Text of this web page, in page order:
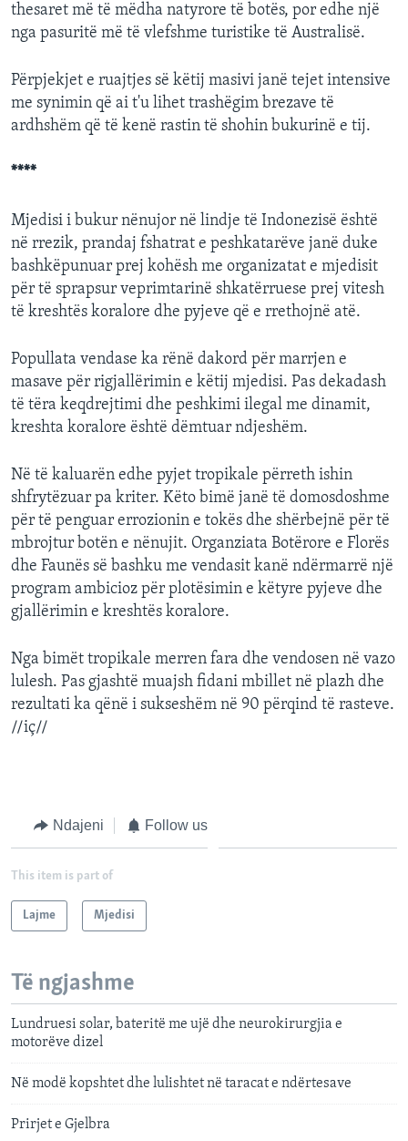
thesaret më të mëdha natyrore të botës, por edhe një
nga pasuritë më të vlefshme turistike të Australisë.
Përpjekjet e ruajtjes së këtij masivi janë tejet intensive
me synimin që ai t'u lihet trashëgim brezave të
ardhshëm që të kenë rastin të shohin bukurinë e tij.
****
Mjedisi i bukur nënujor në lindje të Indonezisë është
në rrezik, prandaj fshatrat e peshkatarëve janë duke
bashkëpunuar prej kohësh me organizatat e mjedisit
për të sprapsur veprimtarinë shkatërruese prej vitesh
të kreshtës koralore dhe pyjeve që e rrethojnë atë.
Popullata vendase ka rënë dakord për marrjen e
masave për rigjallërimin e këtij mjedisi. Pas dekadash
të tëra keqdrejtimi dhe peshkimi ilegal me dinamit,
kreshta koralore është dëmtuar ndjeshëm.
Në të kaluarën edhe pyjet tropikale përreth ishin
shfrytëzuar pa kriter. Këto bimë janë të domosdoshme
për të penguar errozionin e tokës dhe shërbejnë për të
mbrojtur botën e nënujit. Organziata Botërore e Florës
dhe Faunës së bashku me vendasit kanë ndërmarrë një
program ambicioz për plotësimin e këtyre pyjeve dhe
gjallërimin e kreshtës koralore.
Nga bimët tropikale merren fara dhe vendosen në vazo
lulesh. Pas gjashtë muajsh fidani mbillet në plazh dhe
rezultati ka qënë i sukseshëm në 90 përqind të rasteve.
//iç//
Ndajeni Follow us
This item is part of
Lajme Mjedisi
Të ngjashme
Lundruesi solar, bateritë me ujë dhe neurokirurgjia e
motorëve dizel
Në modë kopshtet dhe lulishtet në taracat e ndërtesave
Prirjet e Gjelbra